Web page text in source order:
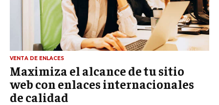
VENTA DE ENLACES
Maximiza el alcance de tu sitio
web con enlaces internacionales
de calidad